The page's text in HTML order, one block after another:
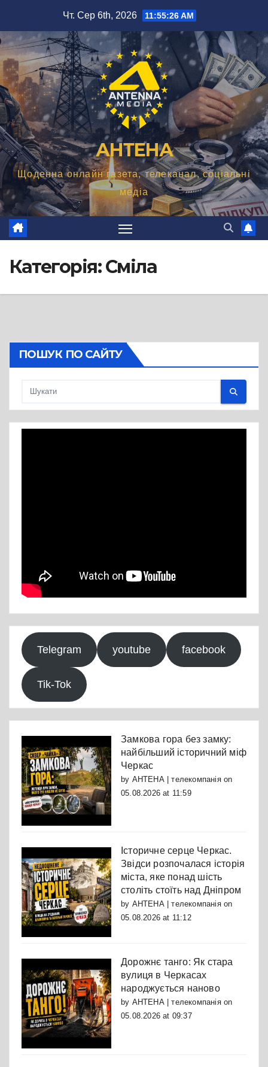
вмісту
Чт. Сер 6th, 2026 11:55:27 AM
АНТЕНА
Щоденна онлайн газета, телеканал, соціальні
медіа
Категорія:Сміла
ПОШУК ПО САЙТУ
Telegram youtube facebook
Tik-Tok
Замкова гора без замку:
найбільший історичний міф
Черкас
by АНТЕНА | телекомпаніяon
05.08.2026 at 11:59
Історичне серце Черкас.
Звідси розпочалася історія
міста, яке понад шість
століть стоїть над Дніпром
by АНТЕНА | телекомпаніяon
05.08.2026 at 11:12
Дорожнє танго: Як стара
вулиця в Черкасах
народжується наново
by АНТЕНА | телекомпаніяon
05.08.2026 at 09:37